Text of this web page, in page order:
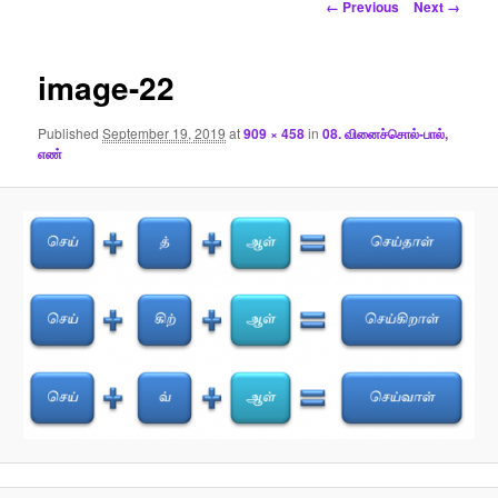
← Previous Next →
image-22
PublishedSeptember 19, 2019 at909 × 458in08. வினைச்சொல்-பால்,
எண்